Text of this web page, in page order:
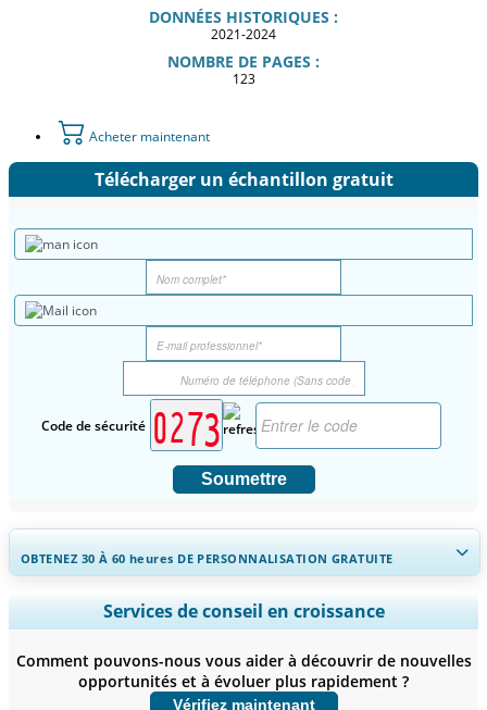
DONNÉES HISTORIQUES :
2021-2024
NOMBRE DE PAGES :
123
Acheter maintenant
Télécharger un échantillon gratuit
Code de sécurité
Soumettre
OBTENEZ 30 À 60heures DE PERSONNALISATION GRATUITE
Ampliar a cobertura regional e por país, Análise de segmentos,
Perfis de empresas, Benchmarking competitivo, e insights sobre o
Personnaliser maintenant
Services de conseil en croissance
Comment pouvons-nous vous aider à découvrir de nouvelles
opportunités et à évoluer plus rapidement ?
Vérifiez maintenant